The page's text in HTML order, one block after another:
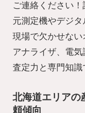
ご連絡ください
元測定機やデジ
現場で欠かせな
アナライザ、電
査定力と専門知識
北海道エリアの
頼傾向